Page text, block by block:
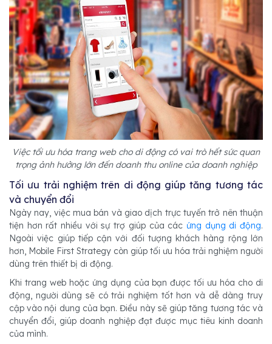
Việc tối ưu hóa trang web cho di động có vai trò hết sức quan
trọng ảnh hưởng lớn đến doanh thu online của doanh nghiệp
Tối ưu trải nghiệm trên di động giúp tăng tương tác
và chuyển đổi
Ngày nay, việc mua bán và giao dịch trực tuyến trở nên thuận
tiện hơn rất nhiều với sự trợ giúp của các ứng dụng di động.
Ngoài việc giúp tiếp cận với đối tượng khách hàng rộng lớn
hơn, Mobile First Strategy còn giúp tối ưu hóa trải nghiệm người
dùng trên thiết bị di động.
Khi trang web hoặc ứng dụng của bạn được tối ưu hóa cho di
động, người dùng sẽ có trải nghiệm tốt hơn và dễ dàng truy
cập vào nội dung của bạn. Điều này sẽ giúp tăng tương tác và
chuyển đổi, giúp doanh nghiệp đạt được mục tiêu kinh doanh
của mình.